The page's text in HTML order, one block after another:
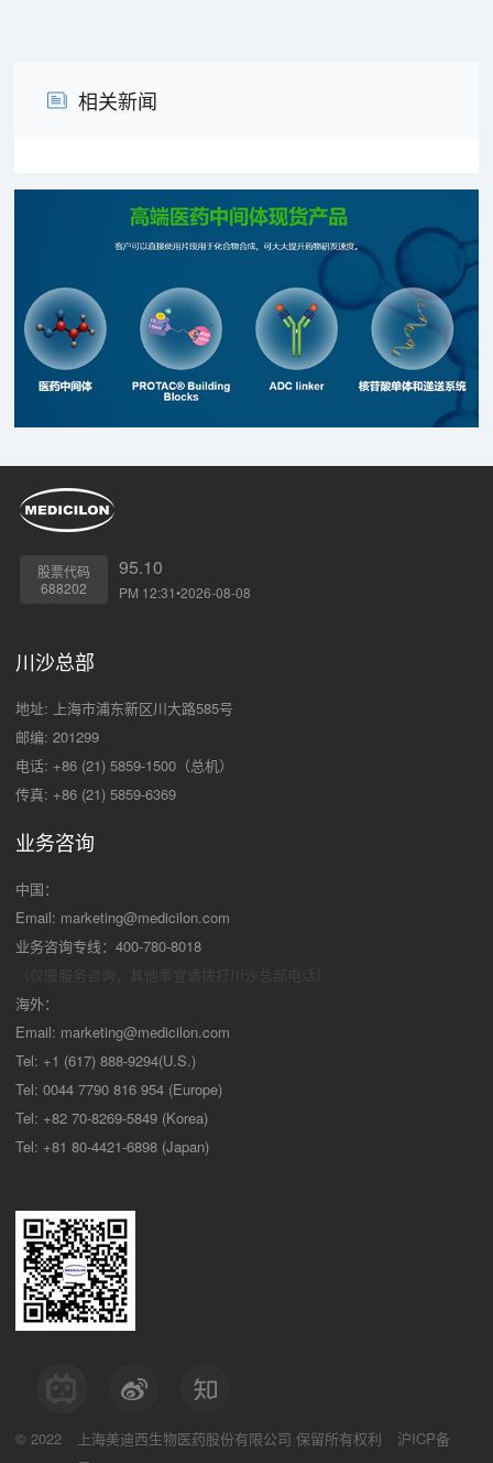
相关新闻
股票代码
688202
95.10
PM 12:31•2026-08-08
川沙总部
地址: 上海市浦东新区川大路585号
邮编: 201299
电话: +86 (21) 5859-1500（总机）
传真: +86 (21) 5859-6369
业务咨询
中国：
Email: marketing@medicilon.com
业务咨询专线：400-780-8018
海外：
Email: marketing@medicilon.com
Tel: +1 (617) 888-9294(U.S.)
Tel: 0044 7790 816 954 (Europe)
Tel: +82 70-8269-5849 (Korea)
Tel: +81 80-4421-6898 (Japan)
© 2022 上海美迪西生物医药股份有限公司 保留所有权利
沪ICP备